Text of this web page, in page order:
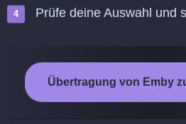
Prüfe deine Auswahl und
Übertragung von Emby